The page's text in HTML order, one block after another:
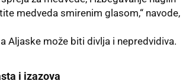
medveda smirenim glasom,“ navode,
Aljaske može biti divlja i nepredvidiva.
i izazova